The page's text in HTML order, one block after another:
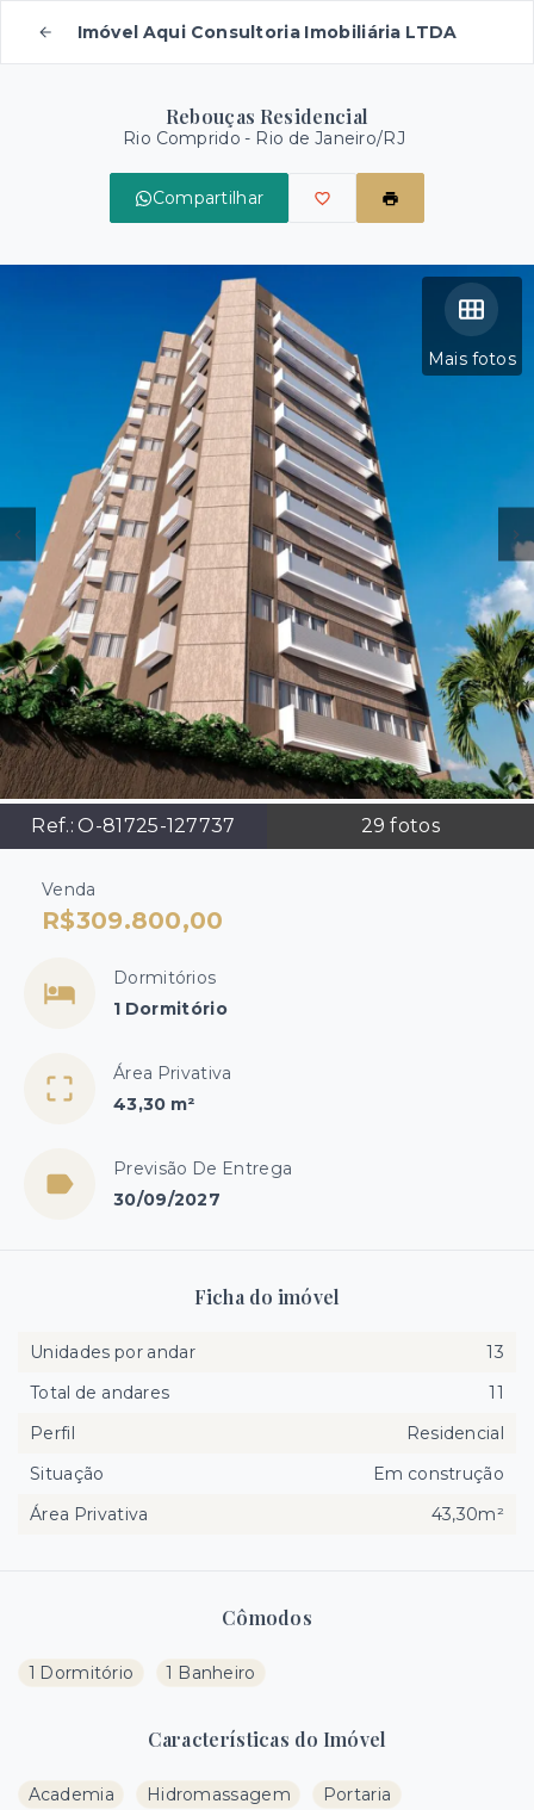
Imóvel Aqui Consultoria Imobiliária LTDA
Rebouças Residencial
Rio Comprido - Rio de Janeiro/RJ
Compartilhar
Mais fotos
Ref.:O-81725-127737 29 fotos
Venda
R$309.800,00
Dormitórios
1 Dormitório
Área Privativa
43,30 m²
Previsão De Entrega
30/09/2027
Cômodos
1 Dormitório 1 Banheiro
Características do Imóvel
Academia Hidromassagem Portaria
Ficha do imóvel
Unidades por andar
13
Total de andares
11
Perfil
Residencial
Situação
Em construção
Área Privativa
43,30m²